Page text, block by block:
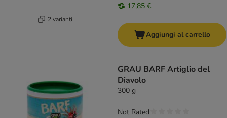
2 varianti
17,85 €
Aggiungi al carrello
GRAU BARF Artiglio del
Diavolo
300 g
Not Rated